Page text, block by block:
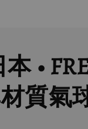
•
材質氣